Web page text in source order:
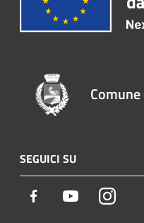
SEGUICI SU
Facebook Youtube